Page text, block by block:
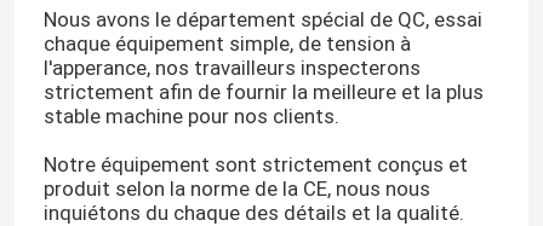
Nous avons le département spécial de QC, essai
chaque équipement simple, de tension à
l'apperance, nos travailleurs inspecterons
strictement afin de fournir la meilleure et la plus
stable machine pour nos clients.
Notre équipement sont strictement conçus et
produit selon la norme de la CE, nous nous
inquiétons du chaque des détails et la qualité.